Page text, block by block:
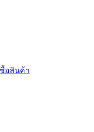
อสินค้า